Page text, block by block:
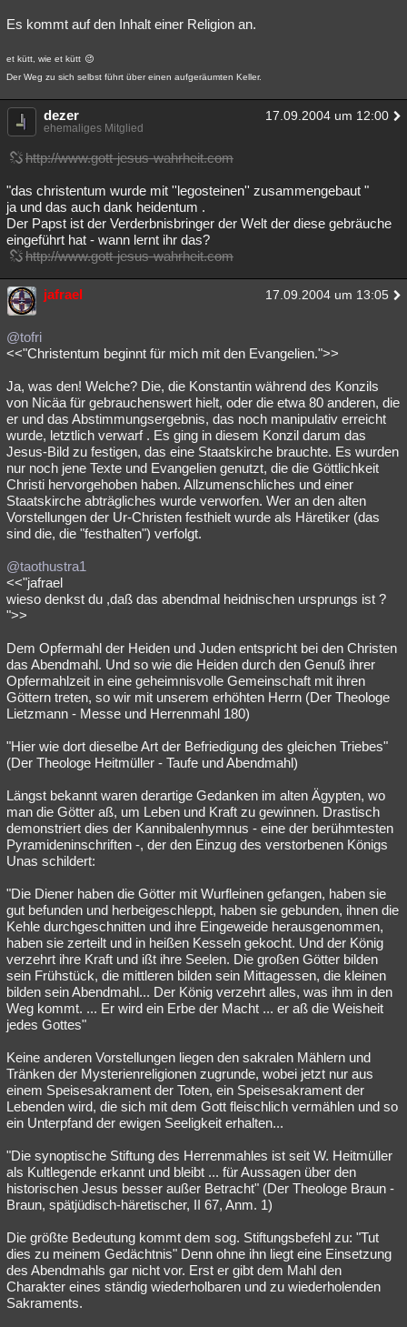
Es kommt auf den Inhalt einer Religion an.
et kütt, wie et kütt
Der Weg zu sich selbst führt über einen aufgeräumten Keller.
dezer 17.09.2004 um 12:00
ehemaliges Mitglied
http://www.gott-jesus-wahrheit.com
"das christentum wurde mit ''legosteinen'' zusammengebaut "
ja und das auch dank heidentum .
Der Papst ist der Verderbnisbringer der Welt der diese gebräuche
eingeführt hat - wann lernt ihr das?
http://www.gott-jesus-wahrheit.com
jafrael 17.09.2004 um 13:05
@tofri
<<"Christentum beginnt für mich mit den Evangelien.">>
Ja, was den! Welche? Die, die Konstantin während des Konzils
von Nicäa für gebrauchenswert hielt, oder die etwa 80 anderen, die
er und das Abstimmungsergebnis, das noch manipulativ erreicht
wurde, letztlich verwarf . Es ging in diesem Konzil darum das
Jesus-Bild zu festigen, das eine Staatskirche brauchte. Es wurden
nur noch jene Texte und Evangelien genutzt, die die Göttlichkeit
Christi hervorgehoben haben. Allzumenschliches und einer
Staatskirche abträgliches wurde verworfen. Wer an den alten
Vorstellungen der Ur-Christen festhielt wurde als Häretiker (das
sind die, die "festhalten") verfolgt.
@taothustra1
<<"jafrael
wieso denkst du ,daß das abendmal heidnischen ursprungs ist ?
">>
Dem Opfermahl der Heiden und Juden entspricht bei den Christen
das Abendmahl. Und so wie die Heiden durch den Genuß ihrer
Opfermahlzeit in eine geheimnisvolle Gemeinschaft mit ihren
Göttern treten, so wir mit unserem erhöhten Herrn (Der Theologe
Lietzmann - Messe und Herrenmahl 180)
"Hier wie dort dieselbe Art der Befriedigung des gleichen Triebes"
(Der Theologe Heitmüller - Taufe und Abendmahl)
Längst bekannt waren derartige Gedanken im alten Ägypten, wo
man die Götter aß, um Leben und Kraft zu gewinnen. Drastisch
demonstriert dies der Kannibalenhymnus - eine der berühmtesten
Pyramideninschriften -, der den Einzug des verstorbenen Königs
Unas schildert:
"Die Diener haben die Götter mit Wurfleinen gefangen, haben sie
gut befunden und herbeigeschleppt, haben sie gebunden, ihnen die
Kehle durchgeschnitten und ihre Eingeweide herausgenommen,
haben sie zerteilt und in heißen Kesseln gekocht. Und der König
verzehrt ihre Kraft und ißt ihre Seelen. Die großen Götter bilden
sein Frühstück, die mittleren bilden sein Mittagessen, die kleinen
bilden sein Abendmahl... Der König verzehrt alles, was ihm in den
Weg kommt. ... Er wird ein Erbe der Macht ... er aß die Weisheit
jedes Gottes"
Keine anderen Vorstellungen liegen den sakralen Mählern und
Tränken der Mysterienreligionen zugrunde, wobei jetzt nur aus
einem Speisesakrament der Toten, ein Speisesakrament der
Lebenden wird, die sich mit dem Gott fleischlich vermählen und so
ein Unterpfand der ewigen Seeligkeit erhalten...
"Die synoptische Stiftung des Herrenmahles ist seit W. Heitmüller
als Kultlegende erkannt und bleibt ... für Aussagen über den
historischen Jesus besser außer Betracht" (Der Theologe Braun -
Braun, spätjüdisch-häretischer, II 67, Anm. 1)
Die größte Bedeutung kommt dem sog. Stiftungsbefehl zu: "Tut
dies zu meinem Gedächtnis" Denn ohne ihn liegt eine Einsetzung
des Abendmahls gar nicht vor. Erst er gibt dem Mahl den
Charakter eines ständig wiederholbaren und zu wiederholenden
Sakraments.